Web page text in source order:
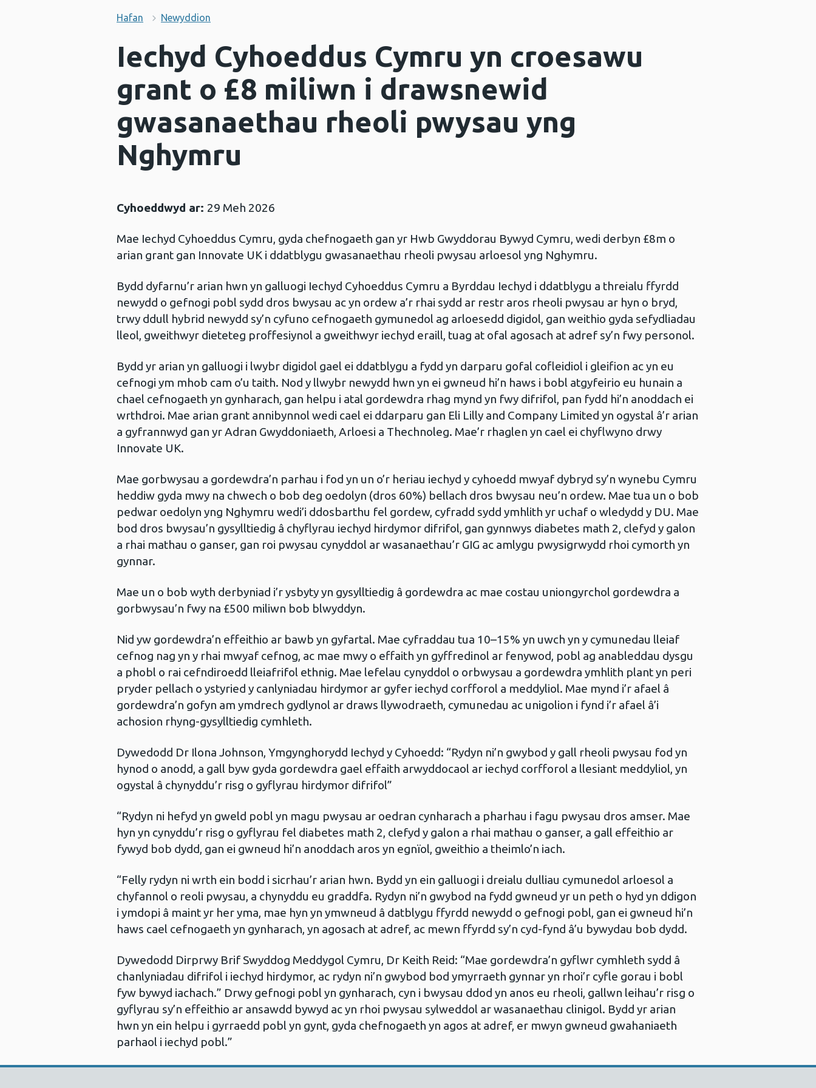
Hafan Newyddion
Iechyd Cyhoeddus Cymru yn croesawu
grant o £8 miliwn i drawsnewid
gwasanaethau rheoli pwysau yng
Nghymru
Cyhoeddwyd ar: 29 Meh 2026
Mae Iechyd Cyhoeddus Cymru, gyda chefnogaeth gan yr Hwb Gwyddorau Bywyd Cymru, wedi derbyn £8m o
arian grant gan Innovate UK i ddatblygu gwasanaethau rheoli pwysau arloesol yng Nghymru.
Bydd dyfarnu’r arian hwn yn galluogi Iechyd Cyhoeddus Cymru a Byrddau Iechyd i ddatblygu a threialu ffyrdd
newydd o gefnogi pobl sydd dros bwysau ac yn ordew a’r rhai sydd ar restr aros rheoli pwysau ar hyn o bryd,
trwy ddull hybrid newydd sy’n cyfuno cefnogaeth gymunedol ag arloesedd digidol, gan weithio gyda sefydliadau
lleol, gweithwyr dieteteg proffesiynol a gweithwyr iechyd eraill, tuag at ofal agosach at adref sy’n fwy personol.
Bydd yr arian yn galluogi i lwybr digidol gael ei ddatblygu a fydd yn darparu gofal cofleidiol i gleifion ac yn eu
cefnogi ym mhob cam o’u taith. Nod y llwybr newydd hwn yn ei gwneud hi’n haws i bobl atgyfeirio eu hunain a
chael cefnogaeth yn gynharach, gan helpu i atal gordewdra rhag mynd yn fwy difrifol, pan fydd hi’n anoddach ei
wrthdroi. Mae arian grant annibynnol wedi cael ei ddarparu gan Eli Lilly and Company Limited yn ogystal â’r arian
a gyfrannwyd gan yr Adran Gwyddoniaeth, Arloesi a Thechnoleg. Mae’r rhaglen yn cael ei chyflwyno drwy
Innovate UK.
Mae gorbwysau a gordewdra’n parhau i fod yn un o’r heriau iechyd y cyhoedd mwyaf dybryd sy’n wynebu Cymru
heddiw gyda mwy na chwech o bob deg oedolyn (dros 60%) bellach dros bwysau neu’n ordew. Mae tua un o bob
pedwar oedolyn yng Nghymru wedi’i ddosbarthu fel gordew, cyfradd sydd ymhlith yr uchaf o wledydd y DU. Mae
bod dros bwysau’n gysylltiedig â chyflyrau iechyd hirdymor difrifol, gan gynnwys diabetes math 2, clefyd y galon
a rhai mathau o ganser, gan roi pwysau cynyddol ar wasanaethau’r GIG ac amlygu pwysigrwydd rhoi cymorth yn
gynnar.
Mae un o bob wyth derbyniad i’r ysbyty yn gysylltiedig â gordewdra ac mae costau uniongyrchol gordewdra a
gorbwysau’n fwy na £500 miliwn bob blwyddyn.
Nid yw gordewdra’n effeithio ar bawb yn gyfartal. Mae cyfraddau tua 10–15% yn uwch yn y cymunedau lleiaf
cefnog nag yn y rhai mwyaf cefnog, ac mae mwy o effaith yn gyffredinol ar fenywod, pobl ag anableddau dysgu
a phobl o rai cefndiroedd lleiafrifol ethnig. Mae lefelau cynyddol o orbwysau a gordewdra ymhlith plant yn peri
pryder pellach o ystyried y canlyniadau hirdymor ar gyfer iechyd corfforol a meddyliol. Mae mynd i’r afael â
gordewdra’n gofyn am ymdrech gydlynol ar draws llywodraeth, cymunedau ac unigolion i fynd i’r afael â’i
achosion rhyng-gysylltiedig cymhleth.
Dywedodd Dr Ilona Johnson, Ymgynghorydd Iechyd y Cyhoedd: “Rydyn ni’n gwybod y gall rheoli pwysau fod yn
hynod o anodd, a gall byw gyda gordewdra gael effaith arwyddocaol ar iechyd corfforol a llesiant meddyliol, yn
ogystal â chynyddu’r risg o gyflyrau hirdymor difrifol”
“Rydyn ni hefyd yn gweld pobl yn magu pwysau ar oedran cynharach a pharhau i fagu pwysau dros amser. Mae
hyn yn cynyddu’r risg o gyflyrau fel diabetes math 2, clefyd y galon a rhai mathau o ganser, a gall effeithio ar
fywyd bob dydd, gan ei gwneud hi’n anoddach aros yn egnïol, gweithio a theimlo’n iach.
“Felly rydyn ni wrth ein bodd i sicrhau’r arian hwn. Bydd yn ein galluogi i dreialu dulliau cymunedol arloesol a
chyfannol o reoli pwysau, a chynyddu eu graddfa. Rydyn ni’n gwybod na fydd gwneud yr un peth o hyd yn ddigon
i ymdopi â maint yr her yma, mae hyn yn ymwneud â datblygu ffyrdd newydd o gefnogi pobl, gan ei gwneud hi’n
haws cael cefnogaeth yn gynharach, yn agosach at adref, ac mewn ffyrdd sy’n cyd-fynd â’u bywydau bob dydd.
Dywedodd Dirprwy Brif Swyddog Meddygol Cymru, Dr Keith Reid: “Mae gordewdra’n gyflwr cymhleth sydd â
chanlyniadau difrifol i iechyd hirdymor, ac rydyn ni’n gwybod bod ymyrraeth gynnar yn rhoi’r cyfle gorau i bobl
fyw bywyd iachach.” Drwy gefnogi pobl yn gynharach, cyn i bwysau ddod yn anos eu rheoli, gallwn leihau’r risg o
gyflyrau sy’n effeithio ar ansawdd bywyd ac yn rhoi pwysau sylweddol ar wasanaethau clinigol. Bydd yr arian
hwn yn ein helpu i gyrraedd pobl yn gynt, gyda chefnogaeth yn agos at adref, er mwyn gwneud gwahaniaeth
parhaol i iechyd pobl.”